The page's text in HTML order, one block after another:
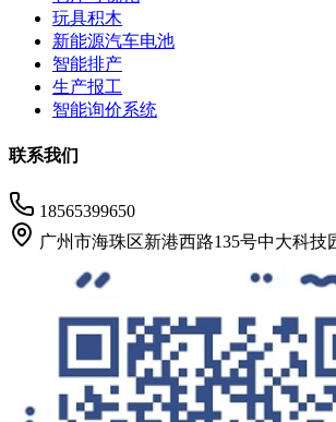
玩具积木
新能源汽车电池
智能排产
生产报工
智能询价系统
联系我们
18565399650
广州市海珠区新港西路135号中大科技